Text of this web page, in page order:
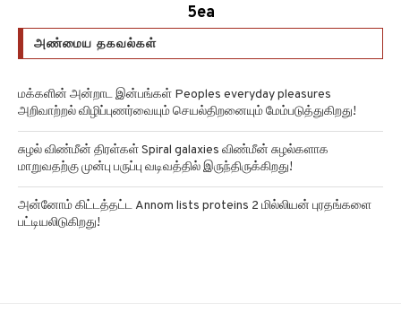
5ea
அண்மைய தகவல்கள்
மக்களின் அன்றாட இன்பங்கள் Peoples everyday pleasures
அறிவாற்றல் விழிப்புணர்வையும் செயல்திறனையும் மேம்படுத்துகிறது!
சுழல் விண்மீன் திரள்கள் Spiral galaxies விண்மீன் சுழல்களாக
மாறுவதற்கு முன்பு பருப்பு வடிவத்தில் இருந்திருக்கிறது!
அன்னோம் கிட்டத்தட்ட Annom lists proteins 2 மில்லியன் புரதங்களை
பட்டியலிடுகிறது!